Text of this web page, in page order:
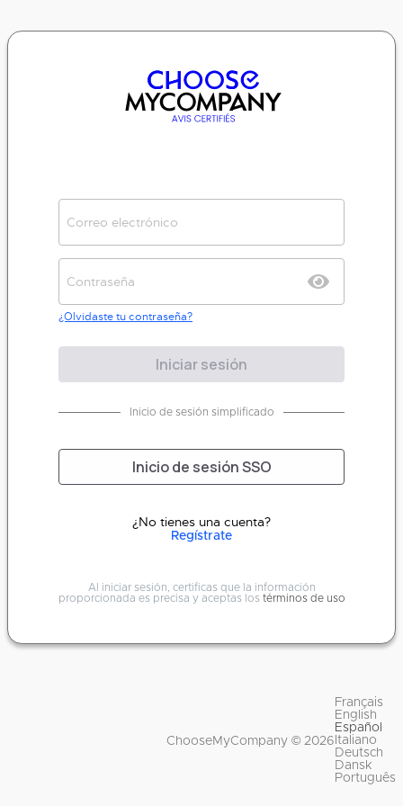
¿Olvidaste tu contraseña?
Iniciar sesión
Inicio de sesión simplificado
Inicio de sesión SSO
¿No tienes una cuenta?
Regístrate
Al iniciar sesión, certificas que la información
proporcionada es precisa y aceptas los términos de uso
ChooseMyCompany © 2026
Français
English
Español
Italiano
Deutsch
Dansk
Português